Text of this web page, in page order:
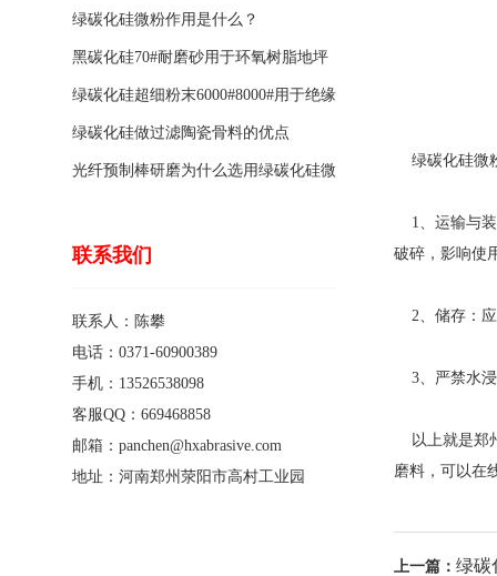
绿碳化硅微粉作用是什么？
黑碳化硅70#耐磨砂用于环氧树脂地坪
骨料的特点有哪些？
绿碳化硅超细粉末6000#8000#用于绝缘
涂料的优点
绿碳化硅做过滤陶瓷骨料的优点
光纤预制棒研磨为什么选用绿碳化硅微
联系我们
联系人：陈攀
电话：0371-60900389
手机：13526538098
客服QQ：669468858
邮箱：panchen@hxabrasive.com
地址：河南郑州荥阳市高村工业园
绿碳化硅微
1、运输与装
破碎，影响使
2、储存：应
3、严禁水浸
以上就是郑
磨料，可以在
上一篇： 绿碳